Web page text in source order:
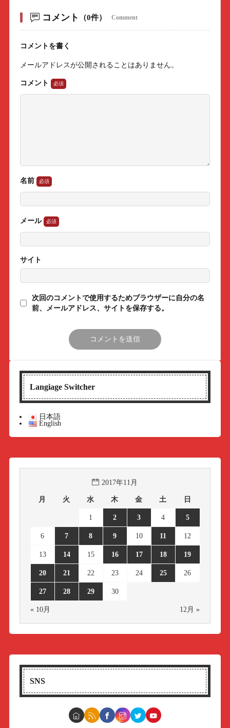
コメント （0件） Comment
コメントを書く
メールアドレスが公開されることはありません。
コメント
名前
メール
サイト
次回のコメントで使用するためブラウザーに自分の名
前、メールアドレス、サイトを保存する。
Langiage Switcher
日本語
English
2017年11月
月 火 水 木 金 土 日
1 2 3 4 5
6 7 8 9 10 11 12
13 14 15 16 17 18 19
20 21 22 23 24 25 26
27 28 29 30
« 10月 12月 »
SNS